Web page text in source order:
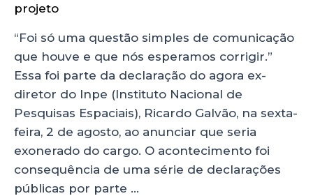
projeto
“Foi só uma questão simples de comunicação
que houve e que nós esperamos corrigir.”
Essa foi parte da declaração do agora ex-
diretor do Inpe (Instituto Nacional de
Pesquisas Espaciais), Ricardo Galvão, na sexta-
feira, 2 de agosto, ao anunciar que seria
exonerado do cargo. O acontecimento foi
consequência de uma série de declarações
públicas por parte …